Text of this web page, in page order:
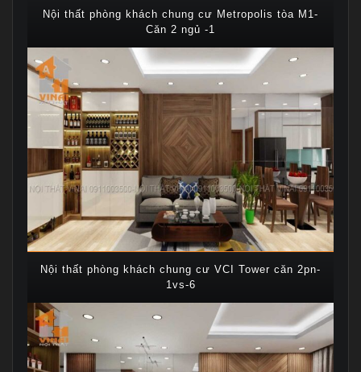
Nội thất phòng khách chung cư Metropolis tòa M1-
Căn 2 ngủ -1
Nội thất phòng khách chung cư VCI Tower căn 2pn-
1vs-6